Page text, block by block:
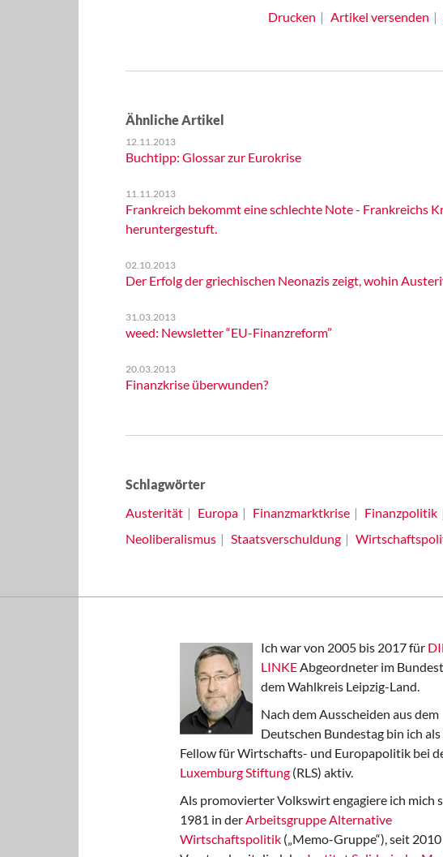
Drucken Artikel versenden
Ähnliche Artikel
12.11.2013
Buchtipp: Glossar zur Eurokrise
11.11.2013
Frankreich bekommt eine schlechte Note - Frankreichs
heruntergestuft.
02.10.2013
Der Erfolg der griechischen Neonazis zeigt, wohin
31.03.2013
weed: Newsletter “EU-Finanzreform”
20.03.2013
Finanzkrise überwunden?
Schlagwörter
Austerität
Europa Finanzmarktkrise Finanzpolitik
Neoliberalismus
Staatsverschuldung
Ich war von 2005 bis 2017 für
LINKEAbgeordneter im
dem Wahlkreis Leipzig-Land.
Nach dem Ausscheiden aus dem
Deutschen Bundestag bin ich
Fellow für Wirtschafts- und Europapolitik bei
Luxemburg Stiftung (RLS) aktiv.
Als promovierter Volkswirt engagiere ich mich
1981 in derArbeitsgruppe Alternative
Wirtschaftspolitik („Memo-Gruppe“), seit